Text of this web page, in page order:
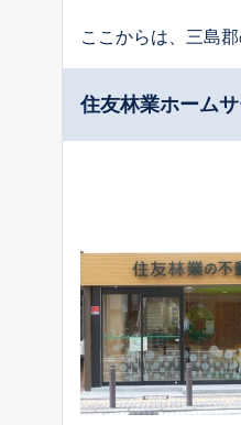
ここからは、三島
住友林業ホーム